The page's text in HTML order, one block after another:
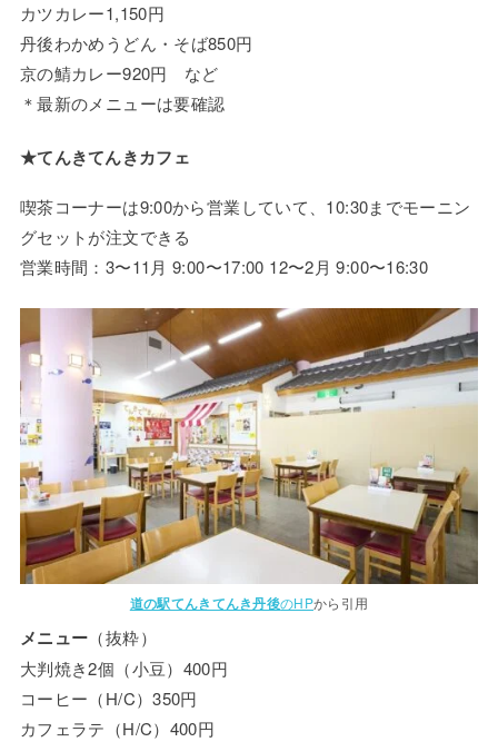
カツカレー1,150円
丹後わかめうどん・そば850円
京の鯖カレー920円 など
＊最新のメニューは要確認
★てんきてんきカフェ
喫茶コーナーは9:00から営業していて、10:30までモーニン
グセットが注文できる
営業時間：3〜11月 9:00〜17:00 12〜2月 9:00〜16:30
道の駅てんきてんき丹後のHPから引用
メニュー （抜粋）
大判焼き2個（小豆）400円
コーヒー（H/C）350円
カフェラテ（H/C）400円